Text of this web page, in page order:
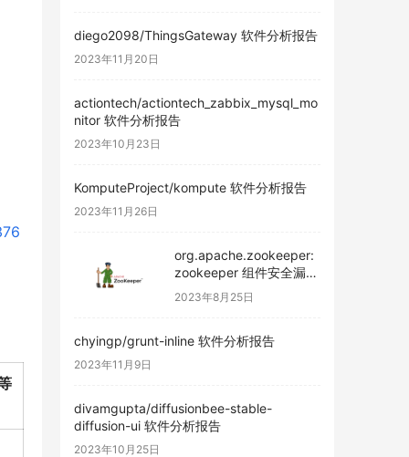
diego2098/ThingsGateway 软件分析报告
2023年11月20日
actiontech/actiontech_zabbix_mysql_mo
nitor 软件分析报告
2023年10月23日
KomputeProject/kompute 软件分析报告
2023年11月26日
org.apache.zookeeper:
zookeeper 组件安全漏洞
及健康度分析
2023年8月25日
chyingp/grunt-inline 软件分析报告
2023年11月9日
divamgupta/diffusionbee-stable-
diffusion-ui 软件分析报告
2023年10月25日